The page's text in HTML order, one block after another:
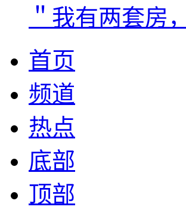
＂我有两套房
首页
频道
热点
底部
顶部